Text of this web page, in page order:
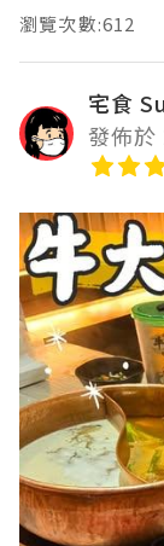
瀏覽次數:612
宅食
發佈